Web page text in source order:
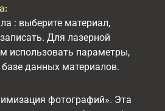
: выберите материал,
Для лазерной
использовать параметры,
данных материалов.
фотографий». Эта